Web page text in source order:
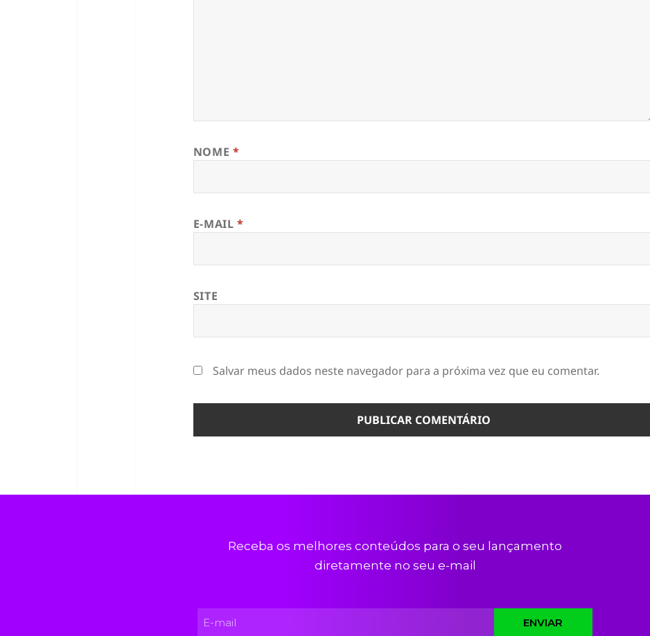
NOME *
E-MAIL*
SITE
Salvar meus dados neste navegador para a próxima vez que eu comentar.
Receba os melhores conteúdos para o seu lançamento
diretamente no seu e-mail
ENVIAR